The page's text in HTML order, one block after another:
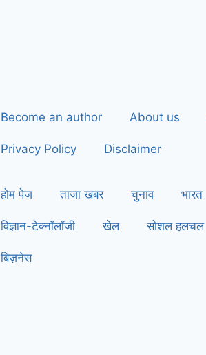
Become an author About us
Privacy Policy Disclaimer
होम पेज ताजा खबर चुनाव भारत
विज्ञान-टेक्नॉलॉजी खेल सोशल हलचल
बिज़नेस